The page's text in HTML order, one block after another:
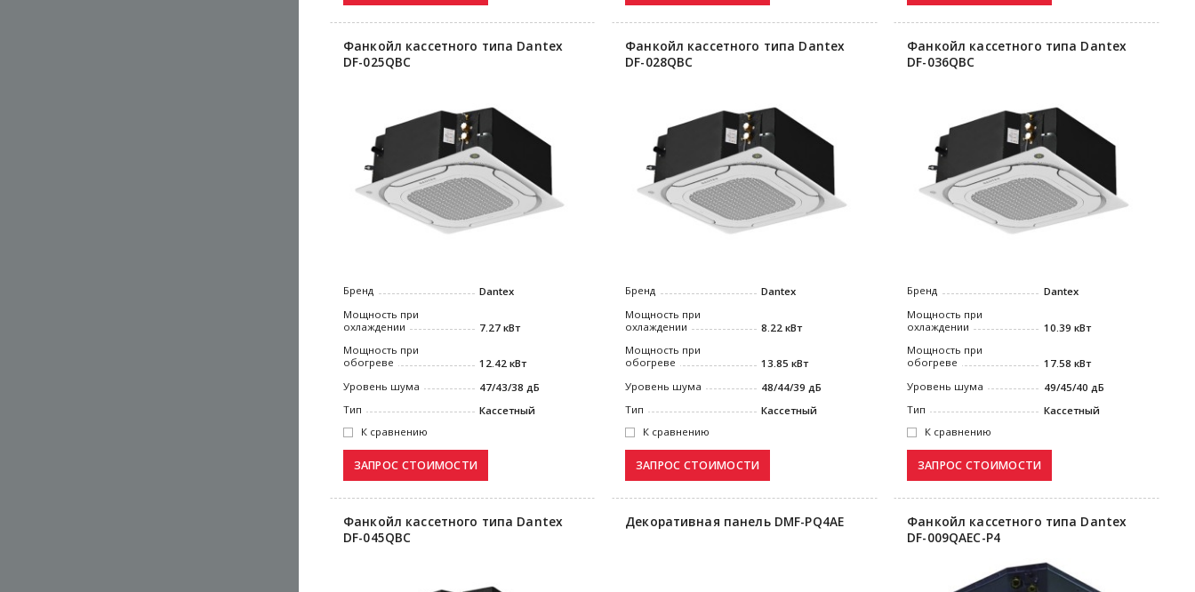
Фанкойл кассетного типа Dantex
DF-025QBC
Бренд
Dantex
Мощность при
охлаждении
7.27 кВт
Мощность при
обогреве
12.42 кВт
Уровень шума
47/43/38 дБ
Тип
Кассетный
К сравнению
Фанкойл кассетного типа Dantex
DF-028QBC
Бренд
Dantex
Мощность при
охлаждении
8.22 кВт
Мощность при
обогреве
13.85 кВт
Уровень шума
48/44/39 дБ
Тип
Кассетный
К сравнению
Фанкойл кассетного типа Dantex
DF-036QBC
Бренд
Dantex
Мощность при
охлаждении
10.39 кВт
Мощность при
обогреве
17.58 кВт
Уровень шума
49/45/40 дБ
Тип
Кассетный
К сравнению
Фанкойл кассетного типа Dantex
DF-045QBC
Декоративная панель DMF-PQ4AE
Фанкойл кассетного типа Dantex
DF-009QAEC-P4